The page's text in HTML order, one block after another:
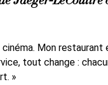
Mon
tout change :
»